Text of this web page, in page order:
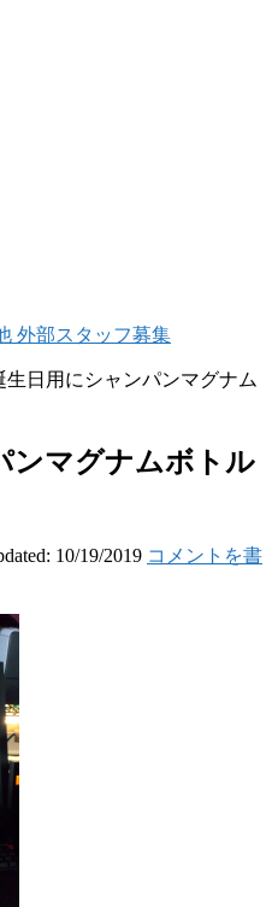
外部スタッフ募集
日用にシャンパンマグナム
ンマグナムボトル
10/19/2019 コメントを書